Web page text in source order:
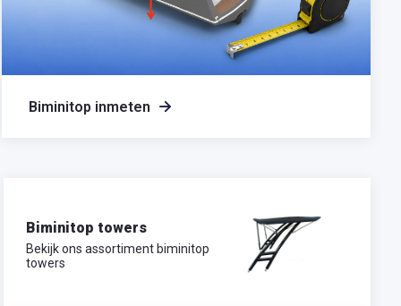
Biminitop inmeten
Biminitop towers
Bekijk ons assortiment biminitop
towers